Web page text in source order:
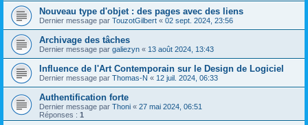
Nouveau type d'objet : des pages avec des liens
Dernier message par TouzotGilbert « 02 sept. 2024, 23:56
Archivage des tâches
Dernier message par galiezyn « 13 août 2024, 13:43
Influence de l'Art Contemporain sur le Design de Logiciel
Dernier message par Thomas-N « 12 juil. 2024, 06:33
Authentification forte
Dernier message par Thoni « 27 mai 2024, 06:51
Réponses : 1